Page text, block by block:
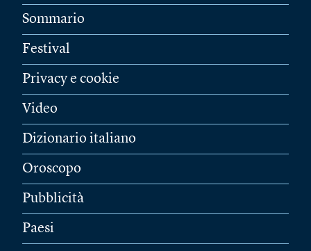
Sommario
Festival
Privacy e cookie
Video
Dizionario italiano
Oroscopo
Pubblicità
Paesi